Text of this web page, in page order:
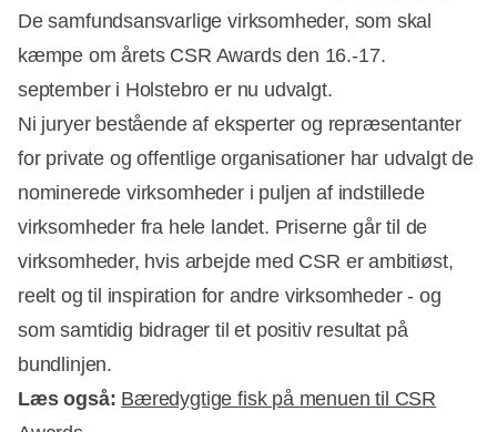
De samfundsansvarlige virksomheder, som skal
kæmpe om årets CSR Awards den 16.-17.
september i Holstebro er nu udvalgt.
Ni juryer bestående af eksperter og repræsentanter
for private og offentlige organisationer har udvalgt de
nominerede virksomheder i puljen af indstillede
virksomheder fra hele landet. Priserne går til de
virksomheder, hvis arbejde med CSR er ambitiøst,
reelt og til inspiration for andre virksomheder - og
som samtidig bidrager til et positiv resultat på
bundlinjen.
Læs også: Bæredygtige fisk på menuen til CSR